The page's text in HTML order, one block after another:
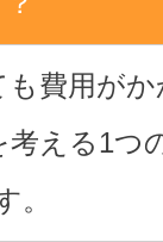
費用が
える1つ
。